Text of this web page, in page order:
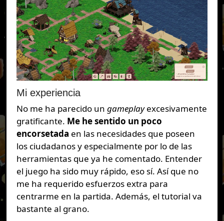
Mi experiencia
No me ha parecido un gameplayexcesivamente
gratificante. Me he sentido un poco
encorsetada en las necesidades que poseen
los ciudadanos y especialmente por lo de las
herramientas que ya he comentado. Entender
el juego ha sido muy rápido, eso sí. Así que no
me ha requerido esfuerzos extra para
centrarme en la partida. Además, el tutorial va
bastante al grano.